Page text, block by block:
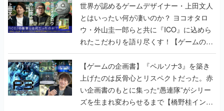
世界が認めるゲームデザイナー・上田文人
とはいったい何が凄いのか？ ヨコオタロ
ウ・外山圭一郎らと共に『ICO』に込めら
れたこだわりを語り尽くす！【ゲームの企
画書】
【ゲームの企画書】『ペルソナ3』を築き
上げたのは反骨心とリスペクトだった。赤
い企画書のもとに集った“愚連隊”がシリー
ズを生まれ変わらせるまで【橋野桂インタ